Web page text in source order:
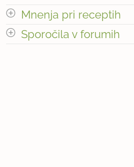
Mnenja pri receptih
odpri vse
Sporočila v forumih